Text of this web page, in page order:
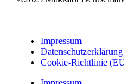
Impressum
Datenschutzerklärung
Cookie-Richtlinie